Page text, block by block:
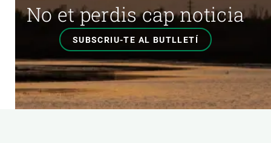
No et perdis cap noticia
SUBSCRIU-TE AL BUTLLETÍ